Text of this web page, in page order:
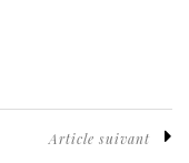
Article suivant